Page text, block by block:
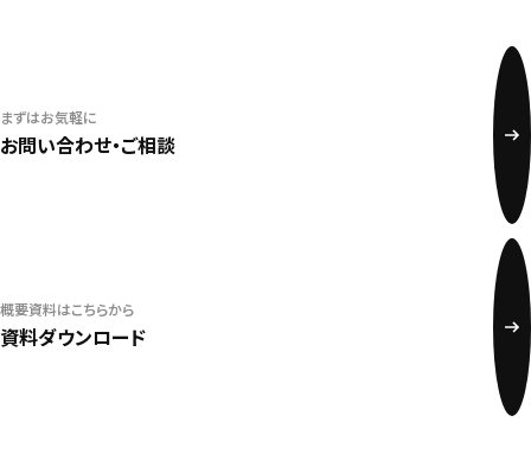
まずはお気軽に
お問い合わせ・ご相談
概要資料はこちらから
資料ダウンロード